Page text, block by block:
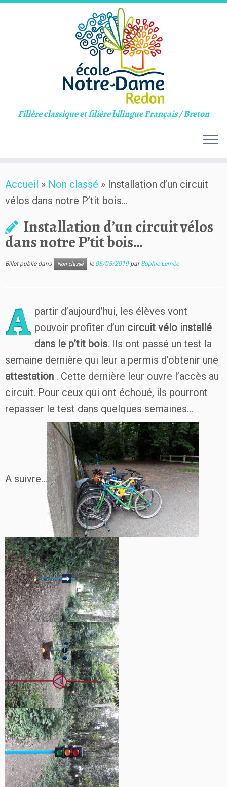
to
content
Filière classique et filière bilingue Français / Breton
Accueil » Non classé » Installation d’un circuit
vélos dans notre P’tit bois…
Installation d’un circuit vélos
dans notre P’tit bois…
Billet publié dans Non classé le 06/05/2019 parSophie Lemée
A partir d’aujourd’hui, les élèves vont
pouvoir profiter d’un circuit vélo installé
dans le p’tit bois. Ils ont passé un test la
semaine dernière qui leur a permis d’obtenir une
attestation . Cette dernière leur ouvre l’accès au
circuit. Pour ceux qui ont échoué, ils pourront
repasser le test dans quelques semaines…
A suivre…